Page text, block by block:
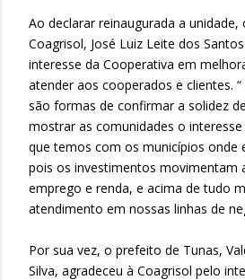
Ao declarar reinaugurada a unidade,
Coagrisol, José Luiz Leite dos
interesse da Cooperativa em
atender aos cooperados e clientes.
são formas de confirmar a solidez
mostrar as comunidades o
que temos com os municípios onde
pois os investimentos movimentam
emprego e renda, e acima de tudo
atendimento em nossas linhas de
Por sua vez, o prefeito de Tunas,
Silva, agradeceu à Coagrisol pelo